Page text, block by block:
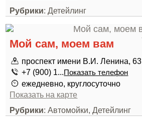
Рубрики: Детейлинг
Мой сам, моем вам
проспект имени В.И. Ленина, 63
+7 (900) 1...Показать телефон
ежедневно, круглосуточно
Показать на карте
Рубрики: Автомойки, Детейлинг